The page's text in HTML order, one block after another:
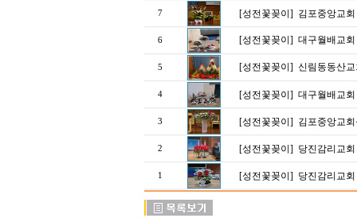
7 [성전꽃꽂이] 김포중앙교회
6 [성전꽃꽂이] 대구월배교
5 [성전꽃꽂이] 신림동동산
4 [성전꽃꽂이] 대구월배교
3 [성전꽃꽂이] 김포중앙교
2 [성전꽃꽂이] 당진감리교
1 [성전꽃꽂이] 당진감리교